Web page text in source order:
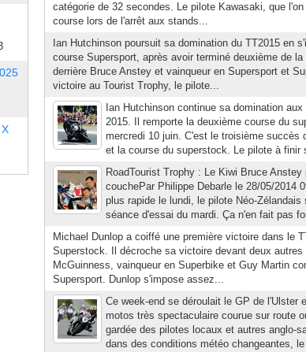
catégorie de 32 secondes. Le pilote Kawasaki, que
course lors de l'arrêt aux stands...
Ian Hutchinson poursuit sa domination du TT2015 en
course Supersport, après avoir terminé deuxième de
derrière Bruce Anstey et vainqueur en Supersport et
victoire au Tourist Trophy, le pilote...
Ian Hutchinson continue sa domination
2015. Il remporte la deuxième course du
mercredi 10 juin. C'est le troisième succès
et la course du superstock. Le pilote à finir
RoadTourist Trophy : Le Kiwi Bruce
couchePar Philippe Debarle le 28/05/2014
plus rapide le lundi, le pilote Néo-
séance d'essai du mardi. Ça n'en fait pas
Michael Dunlop a coiffé une première victoire dans le
Superstock. Il décroche sa victoire devant deux
McGuinness, vainqueur en Superbike et Guy Martin
Supersport. Dunlop s'impose assez...
Ce week-end se déroulait le GP de l'Ulster
motos très spectaculaire courue sur route
gardée des pilotes locaux et autres anglo-
dans des conditions météo changeantes,